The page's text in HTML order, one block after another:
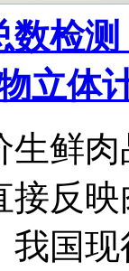
数检
立体
生鲜
接反
我国